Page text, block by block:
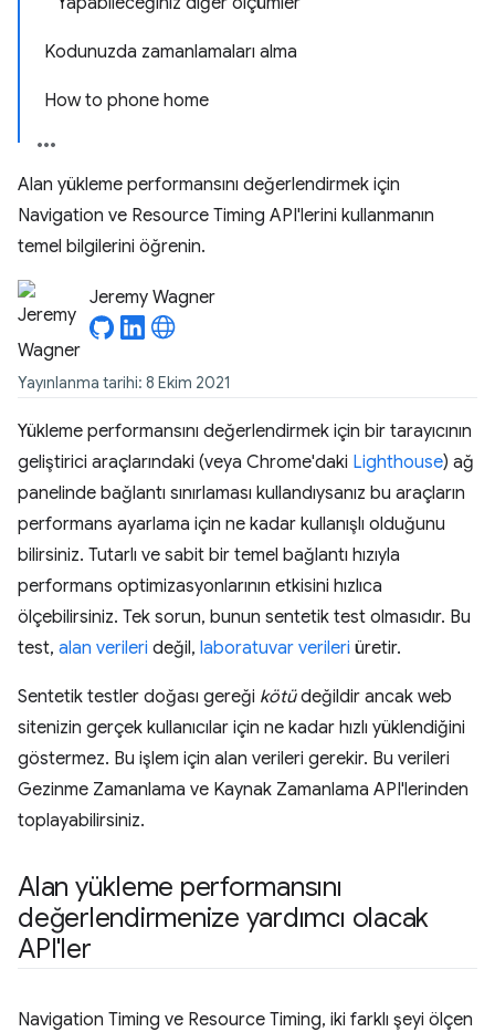
Kodunuzda zamanlamaları alma
How to phone home
Alan yükleme performansını değerlendirmek için
Navigation ve Resource Timing API'lerini kullanmanın
temel bilgilerini öğrenin.
Jeremy Wagner
Yayınlanma tarihi: 8 Ekim 2021
Yükleme performansını değerlendirmek için bir tarayıcının
geliştirici araçlarındaki (veya Chrome'daki Lighthouse) ağ
panelinde bağlantı sınırlaması kullandıysanız bu araçların
performans ayarlama için ne kadar kullanışlı olduğunu
bilirsiniz. Tutarlı ve sabit bir temel bağlantı hızıyla
performans optimizasyonlarının etkisini hızlıca
ölçebilirsiniz. Tek sorun, bunun sentetik test olmasıdır. Bu
test, alan verileri değil, laboratuvar verileri üretir.
Sentetik testler doğası gereği kötüdeğildir ancak web
sitenizin gerçek kullanıcılar için ne kadar hızlı yüklendiğini
göstermez. Bu işlem için alan verileri gerekir. Bu verileri
Gezinme Zamanlama ve Kaynak Zamanlama API'lerinden
toplayabilirsiniz.
Alan yükleme performansını
değerlendirmenize yardımcı olacak
API'ler
Navigation Timing ve Resource Timing, iki farklı şeyi ölçen